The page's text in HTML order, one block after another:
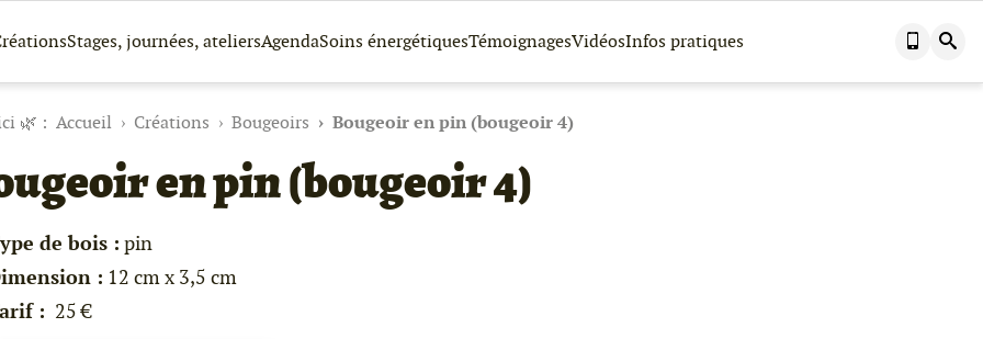
Stages, journées, ateliersAgendaSoins énergétiquesTémoignagesVidéosInfos pratiques Nous
contacter
Effectuer
une
ce
Accueil Créations Bougeoirs Bougeoir en pin (bougeoir 4)
en pin (bougeoir 4)
de bois : pin
: 12 cm x 3,5 cm
: 25 €